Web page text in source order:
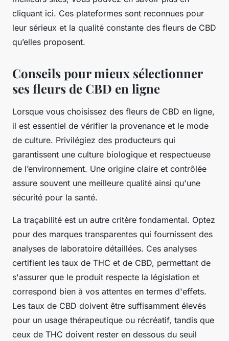
cliquant ici. Ces plateformes sont reconnues pour
leur sérieux et la qualité constante des fleurs de CBD
qu’elles proposent.
Conseils pour mieux sélectionner
ses fleurs de CBD en ligne
Lorsque vous choisissez des fleurs de CBD en ligne,
il est essentiel de vérifier la provenance et le mode
de culture. Privilégiez des producteurs qui
garantissent une culture biologique et respectueuse
de l’environnement. Une origine claire et contrôlée
assure souvent une meilleure qualité ainsi qu'une
sécurité pour la santé.
La traçabilité est un autre critère fondamental. Optez
pour des marques transparentes qui fournissent des
analyses de laboratoire détaillées. Ces analyses
certifient les taux de THC et de CBD, permettant de
s'assurer que le produit respecte la législation et
correspond bien à vos attentes en termes d'effets.
Les taux de CBD doivent être suffisamment élevés
pour un usage thérapeutique ou récréatif, tandis que
ceux de THC doivent rester en dessous du seuil